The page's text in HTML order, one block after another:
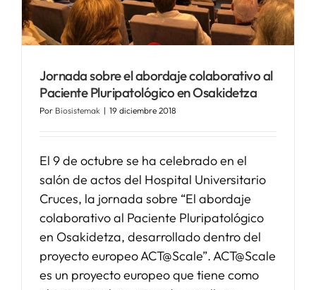
SERVICIOS
APOYO I+D+I
Jornada sobre el abordaje colaborativo al
Paciente Pluripatológico en Osakidetza
Por Biosistemak | 19 diciembre 2018
El 9 de octubre se ha celebrado en el
salón de actos del Hospital Universitario
Cruces, la jornada sobre “El abordaje
colaborativo al Paciente Pluripatológico
en Osakidetza, desarrollado dentro del
proyecto europeo ACT@Scale”. ACT@Scale
es un proyecto europeo que tiene como